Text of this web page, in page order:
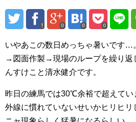
0 0 0
いやあこの数日めっちゃ暑いです…
→図面作製→現場のループを繰り返
んすけこと清水健介です。
昨日の練馬では30℃余裕で超えてい
外線に慣れていないせいかヒリヒリ